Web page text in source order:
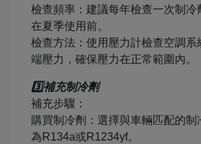
檢查頻率：建議每年檢查一次制冷
在夏季使用前。
檢查方法：使用壓力計檢查空調系
端壓力，確保壓力在正常範圍內。
3️⃣補充制冷劑
補充步驟：
購買制冷劑：選擇與車輛匹配的制
為R134a或R1234yf。